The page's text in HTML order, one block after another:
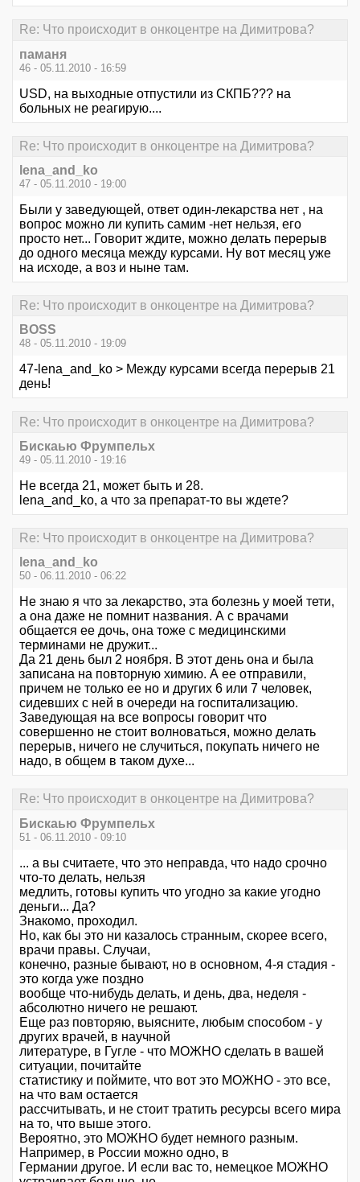
Re: Что происходит в онкоцентре на Димитрова?
паманя
46 - 05.11.2010 - 16:59
USD, на выходные отпустили из СКПБ??? на
больных не реагирую....
Re: Что происходит в онкоцентре на Димитрова?
lena_and_ko
47 - 05.11.2010 - 19:00
Были у заведующей, ответ один-лекарства нет , на
вопрос можно ли купить самим -нет нельзя, его
просто нет... Говорит ждите, можно делать перерыв
до одного месяца между курсами. Ну вот месяц уже
на исходе, а воз и ныне там.
Re: Что происходит в онкоцентре на Димитрова?
BOSS
48 - 05.11.2010 - 19:09
47-lena_and_ko > Между курсами всегда перерыв 21
день!
Re: Что происходит в онкоцентре на Димитрова?
Бискаью Фрумпельх
49 - 05.11.2010 - 19:16
Не всегда 21, может быть и 28.
lena_and_ko, а что за препарат-то вы ждете?
Re: Что происходит в онкоцентре на Димитрова?
lena_and_ko
50 - 06.11.2010 - 06:22
Не знаю я что за лекарство, эта болезнь у моей тети,
а она даже не помнит названия. А с врачами
общается ее дочь, она тоже с медицинскими
терминами не дружит...
Да 21 день был 2 ноября. В этот день она и была
записана на повторную химию. А ее отправили,
причем не только ее но и других 6 или 7 человек,
сидевших с ней в очереди на госпитализацию.
Заведующая на все вопросы говорит что
совершенно не стоит волноваться, можно делать
перерыв, ничего не случиться, покупать ничего не
надо, в общем в таком духе...
Re: Что происходит в онкоцентре на Димитрова?
Бискаью Фрумпельх
51 - 06.11.2010 - 09:10
... а вы считаете, что это неправда, что надо срочно
что-то делать, нельзя
медлить, готовы купить что угодно за какие угодно
деньги... Да?
Знакомо, проходил.
Но, как бы это ни казалось странным, скорее всего,
врачи правы. Случаи,
конечно, разные бывают, но в основном, 4-я стадия -
это когда уже поздно
вообще что-нибудь делать, и день, два, неделя -
абсолютно ничего не решают.
Еще раз повторяю, выясните, любым способом - у
других врачей, в научной
литературе, в Гугле - что МОЖНО сделать в вашей
ситуации, почитайте
статистику и поймите, что вот это МОЖНО - это все,
на что вам остается
рассчитывать, и не стоит тратить ресурсы всего мира
на то, что выше этого.
Вероятно, это МОЖНО будет немного разным.
Например, в России можно одно, в
Германии другое. И если вас то, немецкое МОЖНО